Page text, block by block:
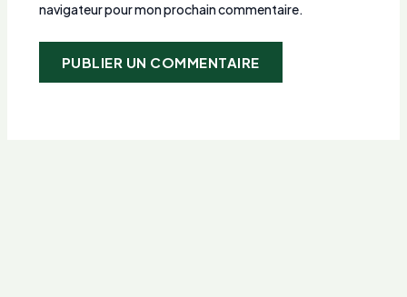
navigateur pour mon prochain commentaire.